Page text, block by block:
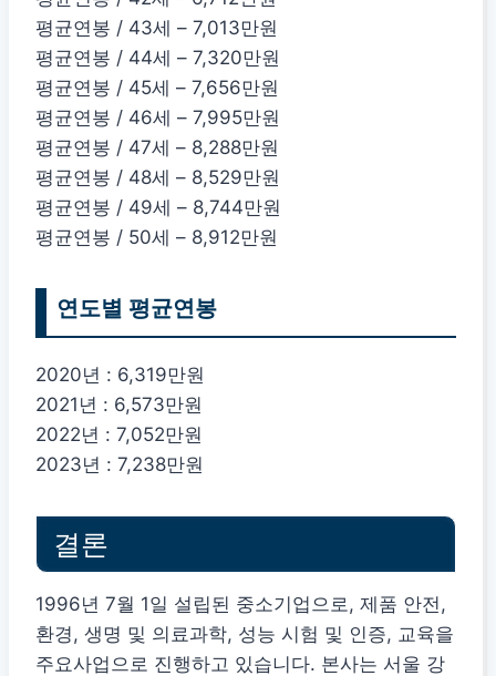
평균연봉 / 43세 – 7,013만원
평균연봉 / 44세 – 7,320만원
평균연봉 / 45세 – 7,656만원
평균연봉 / 46세 – 7,995만원
평균연봉 / 47세 – 8,288만원
평균연봉 / 48세 – 8,529만원
평균연봉 / 49세 – 8,744만원
평균연봉 / 50세 – 8,912만원
연도별 평균연봉
2020년 : 6,319만원
2021년 : 6,573만원
2022년 : 7,052만원
2023년 : 7,238만원
결론
1996년 7월 1일 설립된 중소기업으로, 제품 안전,
환경, 생명 및 의료과학, 성능 시험 및 인증, 교육을
주요사업으로 진행하고 있습니다. 본사는 서울 강